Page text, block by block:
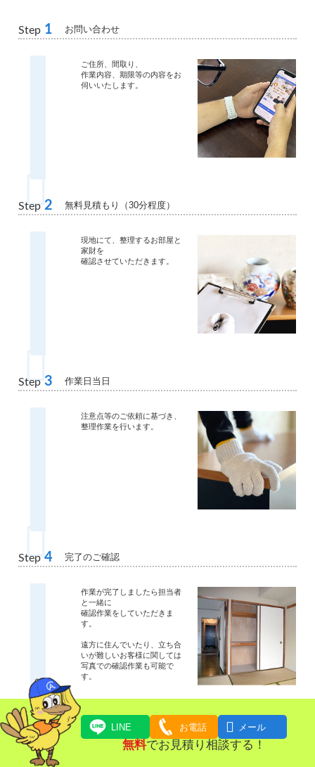
Step 1 お問い合わせ
ご住所、間取り、
作業内容、期限等の内容をお
伺いいたします。
Step 2 無料見積もり（30分程度）
現地にて、整理するお部屋と
家財を
確認させていただきます。
Step 3 作業日当日
注意点等のご依頼に基づき、
整理作業を行います。
Step 4 完了のご確認
作業が完了しましたら担当者
と一緒に
確認作業をしていただきま
す。
遠方に住んでいたり、立ち合
いが難しいお客様に関しては
写真での確認作業も可能で
す。
Step 5 お支払い
LINE お電話  メール
無料でお見積り相談する！